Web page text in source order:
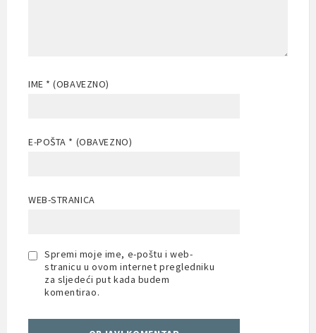
IME * (OBAVEZNO)
E-POŠTA * (OBAVEZNO)
WEB-STRANICA
Spremi moje ime, e-poštu i web-
stranicu u ovom internet pregledniku
za sljedeći put kada budem
komentirao.